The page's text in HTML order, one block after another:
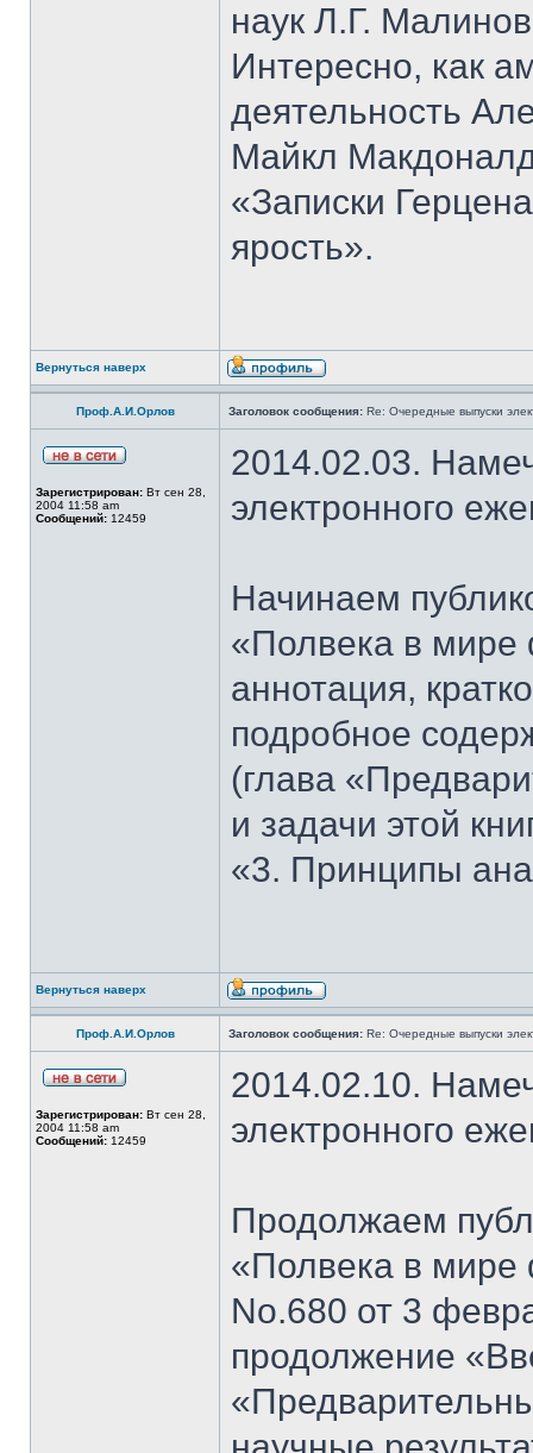
наук Л.Г.
Интересно, как
деятельность
Майкл
«Записки
ярость».
Вернуться наверх
Проф.А.И.Орлов Заголовок сообщения: Re: Очередные выпуски
Зарегистрирован: Вт сен 28,
2004 11:58 am
Сообщений: 12459
2014.02.03.
электронного
Начинаем
«Полвека в
аннотация,
подробное
(глава
и задачи этой
«3. Принципы
Вернуться наверх
Проф.А.И.Орлов Заголовок сообщения: Re: Очередные выпуски
Зарегистрирован: Вт сен 28,
2004 11:58 am
Сообщений: 12459
2014.02.10.
электронного
Продолжаем
«Полвека в мире
No.680 от 3
продолжение